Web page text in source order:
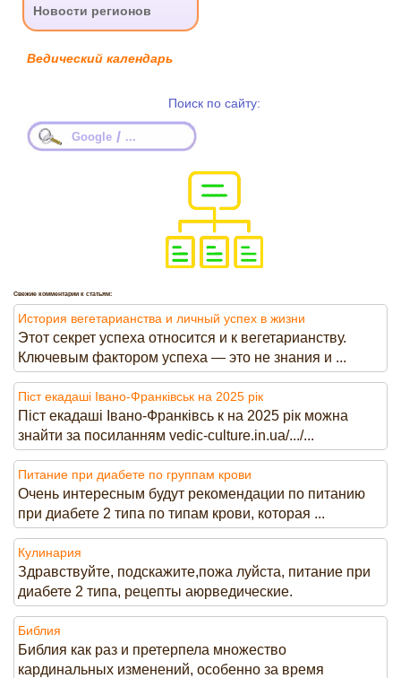
Новости регионов
Ведический календарь
Поиск по сайту:
Google / ...
Свежие комментарии к статьям:
История вегетарианства и личный успех в жизни
Этот секрет успеха относится и к вегетарианству.
Ключевым фактором успеха — это не знания и ...
Піст екадаші Івано-Франківськ на 2025 рік
Піст екадаші Івано-Франківсь к на 2025 рік можна
знайти за посиланням vedic-culture.in.ua/.../...
Питание при диабете по группам крови
Очень интересным будут рекомендации по питанию
при диабете 2 типа по типам крови, которая ...
Кулинария
Здравствуйте, подскажите,пожа луйста, питание при
диабете 2 типа, рецепты аюрведические.
Библия
Библия как раз и претерпела множество
кардинальных изменений, особенно за время